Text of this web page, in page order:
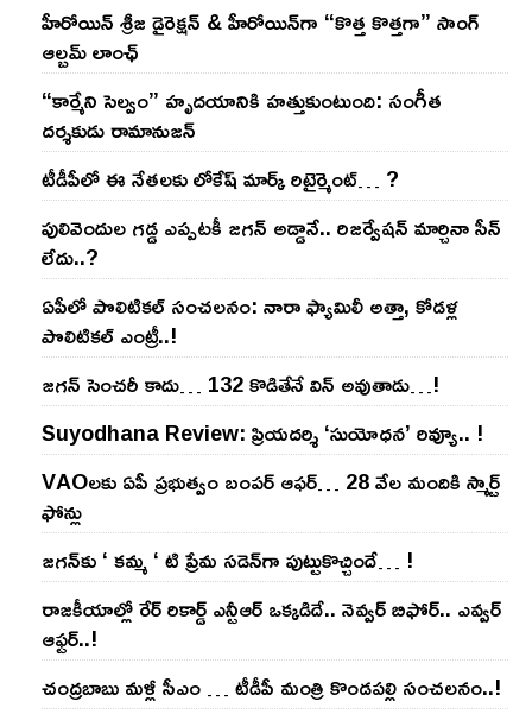
హీరోయిన్ శ్రీజ డైరెక్ష‌న్ & హీరోయిన్‌గా “కొత్త కొత్తగా” సాంగ్
ఆల్బమ్ లాంఛ్
“కార్మేని సెల్వం” హృదయానికి హత్తుకుంటుంది: సంగీత
దర్శకుడు రామానుజన్
టీడీపీలో ఈ నేత‌ల‌కు లోకేష్ మార్క్ రిటైర్మెంట్‌… ?
పులివెందుల గ‌డ్డ ఎప్ప‌ట‌కీ జ‌గ‌న్ అడ్డానే.. రిజ‌ర్వేష‌న్ మార్చినా సీన్
లేదు..?
ఏపీలో పొలిటిక‌ల్ సంచ‌ల‌నం: నారా ఫ్యామిలీ అత్తా, కోడ‌ళ్ల
పొలిటికల్ ఎంట్రీ..!
జ‌గ‌న్ సెంచ‌రీ కాదు… 132 కొడితేనే విన్ అవుతాడు…!
Suyodhana Review: ప్రియదర్శి ‘సుయోధన’ రివ్యూ.. !
VAOల‌కు ఏపీ ప్ర‌భుత్వం బంప‌ర్ ఆఫ‌ర్‌… 28 వేల మందికి స్మార్ట్
ఫోన్లు
జ‌గ‌న్‌కు ‘ క‌మ్మ ‘ టి ప్రేమ స‌డెన్‌గా పుట్టుకొచ్చిందే… !
రాజ‌కీయాల్లో రేర్ రికార్డ్ ఎన్టీఆర్ ఒక్క‌డిదే.. నెవ్వ‌ర్ బిఫోర్‌.. ఎవ్వ‌ర్
ఆఫ్ట‌ర్‌..!
చంద్ర‌బాబు మ‌ళ్లీ సీఎం … టీడీపీ మంత్రి కొండ‌ప‌ల్లి సంచ‌ల‌నం..!